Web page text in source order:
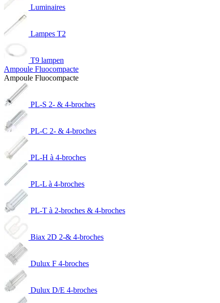
Luminaires
Lampes T2
T9 lampen
Ampoule Fluocompacte
Ampoule Fluocompacte
PL-S 2- & 4-broches
PL-C 2- & 4-broches
PL-H à 4-broches
PL-L à 4-broches
PL-T à 2-broches & 4-broches
Biax 2D 2-& 4-broches
Dulux F 4-broches
Dulux D/E 4-broches